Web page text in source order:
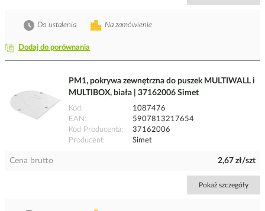
Dodaj do porównania
Na zamówienie
Do ustalenia
PM1, pokrywa zewnętrzna do puszek MULTIWALL i
MULTIBOX, biała | 37162006 Simet
Kod
1087476
EAN
5907813217654
Kod Producenta
37162006
Producent
Simet
Cena brutto 2,67 zł/szt
Pokaż szczegóły